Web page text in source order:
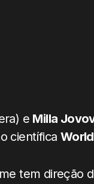
e Milla
científica
tem direção